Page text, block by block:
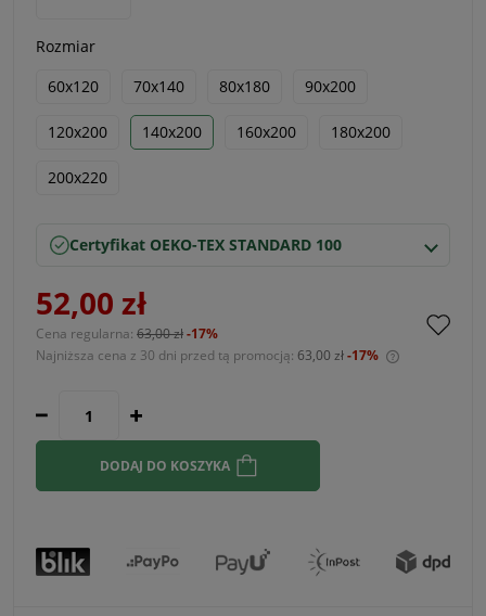
Rozmiar
60x120
70x140 80x180 90x200
120x200 140x200 160x200 180x200
200x220
Certyfikat OEKO-TEX STANDARD 100
52,00 zł
Cena regularna: 63,00 zł-17%
Najniższa cena z 30 dni przed tą promocją: 63,00 zł-17%
DODAJ DO KOSZYKA